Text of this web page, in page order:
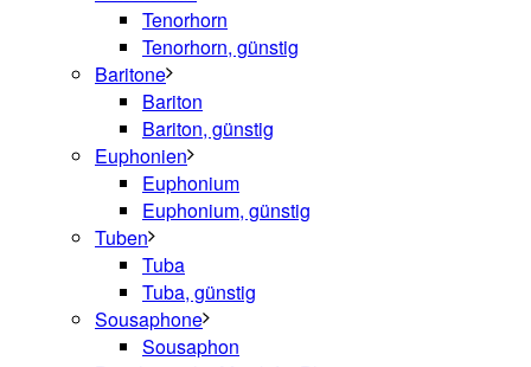
Tenorhorn
Tenorhorn, günstig
Baritone
Bariton
Bariton, günstig
Euphonien
Euphonium
Euphonium, günstig
Tuben
Tuba
Tuba, günstig
Sousaphone
Sousaphon